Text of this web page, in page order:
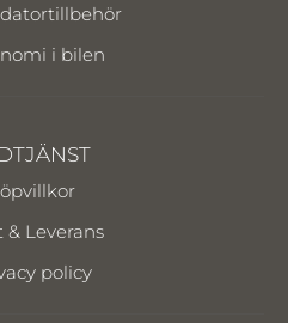
i bilen
& Leverans
policy